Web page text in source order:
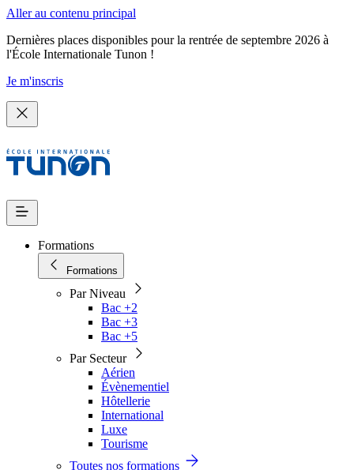
Aller au contenu principal
Dernières places disponibles pour la rentrée de septembre 2026 à
l'École Internationale Tunon !
Je m'inscris
Formations
Formations
Par Niveau
Bac +2
Bac +3
Bac +5
Par Secteur
Aérien
Évènementiel
Hôtellerie
International
Luxe
Tourisme
Toutes nos formations